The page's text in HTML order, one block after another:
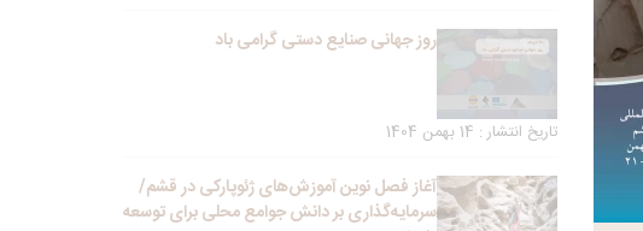
روز جهانی صنایع دستی گرامی باد
تاریخ انتشار : 14 بهمن 1404
آغاز فصل نوین آموزش‌های ژئوپارکی در قشم/
سرمایه‌گذاری بر دانش جوامع محلی برای توسعه